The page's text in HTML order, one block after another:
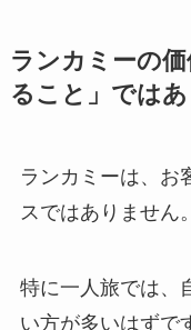
ランカミーの
ること」では
ランカミーは、お
スではありません。
特に一人旅では、
い方が多いはずで